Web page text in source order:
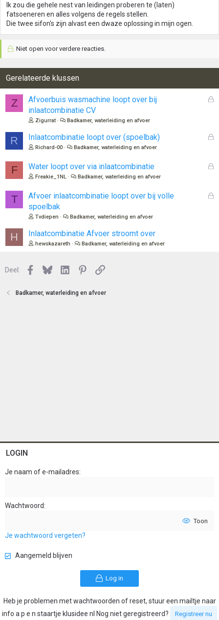
Ik zou die gehele nest van leidingen proberen te (laten)
fatsoeneren en alles volgens de regels stellen.
Die twee sifon's zijn alvast een dwaze oplossing in mijn ogen.
Niet open voor verdere reacties.
Gerelateerde klussen
Z
G
o
Afvoerbuis wasmachine loopt over bij
inlaatcombinatie CV
Zigurrat Badkamer, waterleiding en afvoer
R
G
n
Inlaatcombinatie loopt over (spoelbak)
Richard-00 Badkamer, waterleiding en afvoer
F
G
Water loopt over via inlaatcombinatie
Freakie_1NL Badkamer, waterleiding en afvoer
T
G
Afvoer inlaatcombinatie loopt over bij volle
spoelbak
Tvdiepen Badkamer, waterleiding en afvoer
H Inlaatcombinatie Afvoer stroomt over
hewskazareth Badkamer, waterleiding en afvoer
Deel: Facebook
BlueskyLinkedInPinterest
Link
Badkamer, waterleiding en afvoer
LOGIN
Je naam of e-mailadres
Wachtwoord
Toon
Je wachtwoord vergeten?
Aangemeld blijven
Log in
Heb je problemen met wachtwoorden of reset, stuur een mailtje naar
info a p e n staartje klusidee nl Nog niet geregistreerd?
Registreer nu